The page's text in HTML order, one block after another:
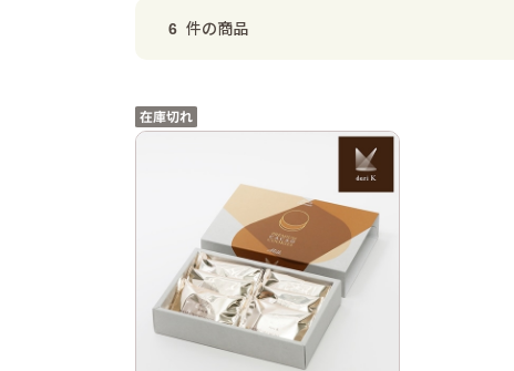
6 件の商品